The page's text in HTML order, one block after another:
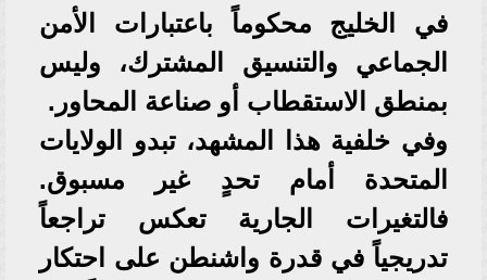
في الخليج محكوماً باعتبارات الأمن
الجماعي والتنسيق المشترك، وليس
بمنطق الاستقطاب أو صناعة المحاور.
وفي خلفية هذا المشهد، تبدو الولايات
المتحدة أمام تحدٍ غير مسبوق.
فالتغيرات الجارية تعكس تراجعاً
تدريجياً في قدرة واشنطن على احتكار